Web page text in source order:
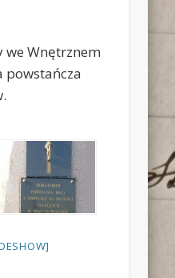
we Wnętrznem
powstańcza